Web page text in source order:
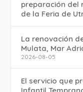
preparación del
de la Feria de
La renovación
Mulata, Mar
2026-08-05
El servicio que